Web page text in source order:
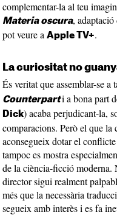
complementar-la al teu
Materia oscura, adaptació
pot veure a Apple TV+.
La curiositat no
És veritat que assemblar-se a
Counterpart i a bona part
Dick) acaba perjudicant-la,
comparacions. Però el que la
aconsegueix dotar el
tampoc es mostra
de la ciència-ficció moderna.
director sigui realment
més que la necessària
segueix amb interès i es fa